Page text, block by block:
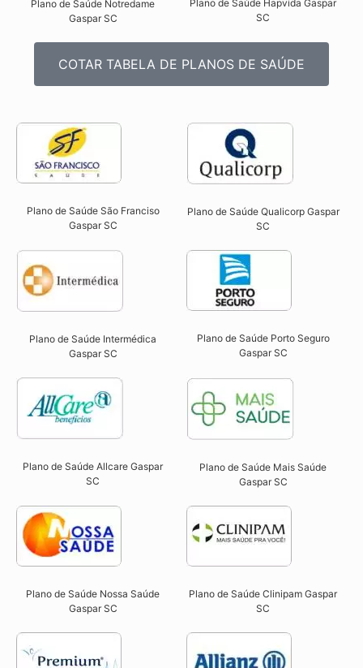
Plano de Saúde Notredame
Gaspar SC​
Plano de Saúde Hapvida Gaspar
SC​
COTAR TABELA DE PLANOS DE SAÚDE
Plano de Saúde São Franciso
Gaspar SC​
Plano de Saúde Qualicorp Gaspar
SC​
Plano de Saúde Intermédica
Gaspar SC​
Plano de Saúde Porto Seguro
Gaspar SC​
Plano de Saúde Allcare Gaspar
SC​
Plano de Saúde Mais Saúde
Gaspar SC
Plano de Saúde Nossa Saúde
Gaspar SC​
Plano de Saúde Clinipam Gaspar
SC​